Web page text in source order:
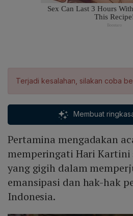
Terjadi kesalahan, silakan coba
Membuat
Pertamina mengadakan
memperingati Hari Kartini
yang gigih dalam
emansipasi dan hak-hak
Indonesia.